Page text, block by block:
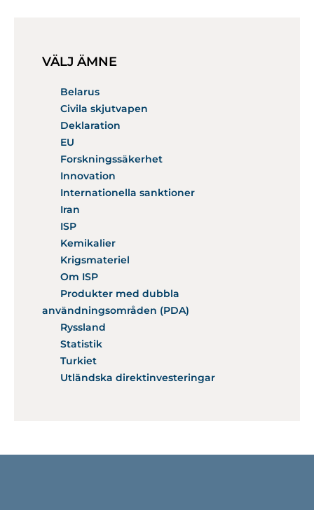
VÄLJ ÄMNE
Belarus
Civila skjutvapen
Deklaration
EU
Forskningssäkerhet
Innovation
Internationella sanktioner
Iran
ISP
Kemikalier
Krigsmateriel
Om ISP
Produkter med dubbla
användningsområden (PDA)
Ryssland
Statistik
Turkiet
Utländska direktinvesteringar